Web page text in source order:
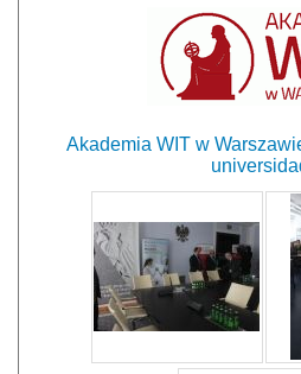
Akademia WIT w